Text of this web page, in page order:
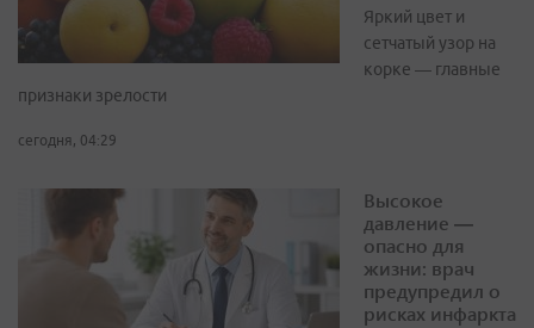
Яркий цвет и
сетчатый узор на
корке — главные
признаки зрелости
сегодня, 04:29
Высокое
давление —
опасно для
жизни: врач
предупредил о
рисках инфаркта